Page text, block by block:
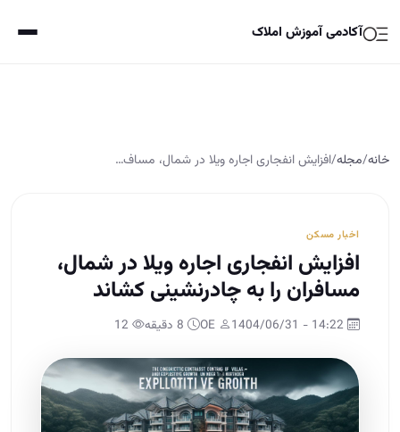
آکادمی آموزش املاک
خانه/مجله/افزایش انفجاری اجاره ویلا در شمال، مساف…
اخبار مسکن
افزایش انفجاری اجاره ویلا در شمال،
مسافران را به چادرنشینی کشاند